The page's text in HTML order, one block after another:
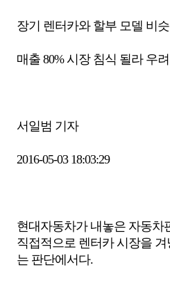
장기 렌터카와 할부 모델 비슷
매출 80% 시장 침식 될라 우려
서일범 기자
2016-05-03 18:03:29
현대자동차가 내놓은 자동차
직접적으로 렌터카 시장을
는 판단에서다.